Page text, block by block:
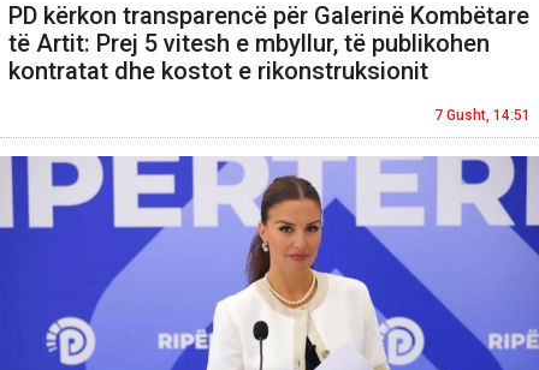
PD kërkon transparencë për Galerinë Kombëtare
të Artit: Prej 5 vitesh e mbyllur, të publikohen
kontratat dhe kostot e rikonstruksionit
7 Gusht, 14:51